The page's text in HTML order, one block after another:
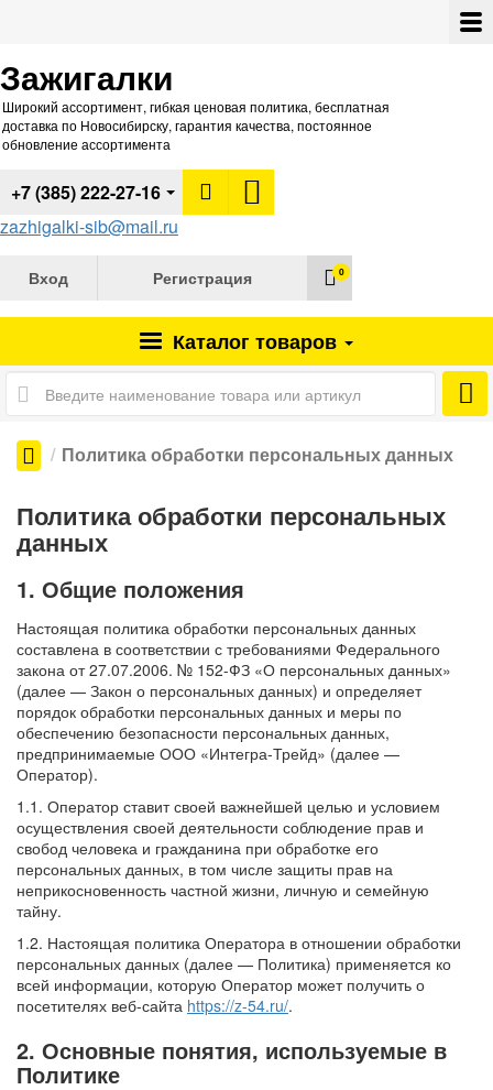
Зажигалки
Широкий ассортимент, гибкая ценовая политика, бесплатная
доставка по Новосибирску, гарантия качества, постоянное
обновление ассортимента
+7 (385) 222-27-16
zazhigalki-sib@mail.ru
Вход Регистрация 0
Каталог товаров
Политика обработки персональных данных
Политика обработки персональных
данных
1. Общие положения
Настоящая политика обработки персональных данных
составлена в соответствии с требованиями Федерального
закона от 27.07.2006. № 152-ФЗ «О персональных данных»
(далее — Закон о персональных данных) и определяет
порядок обработки персональных данных и меры по
обеспечению безопасности персональных данных,
предпринимаемые ООО «Интегра-Трейд» (далее —
Оператор).
1.1. Оператор ставит своей важнейшей целью и условием
осуществления своей деятельности соблюдение прав и
свобод человека и гражданина при обработке его
персональных данных, в том числе защиты прав на
неприкосновенность частной жизни, личную и семейную
тайну.
1.2. Настоящая политика Оператора в отношении обработки
персональных данных (далее — Политика) применяется ко
всей информации, которую Оператор может получить о
посетителях веб-сайта https://z-54.ru/.
2. Основные понятия, используемые в
Политике